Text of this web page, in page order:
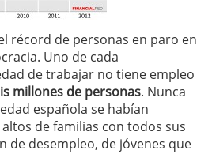
récord de personas en paro en
Uno de cada
de trabajar no tiene empleo
millones de personas. Nunca
española se habían
de familias con todos sus
de desempleo, de jóvenes que